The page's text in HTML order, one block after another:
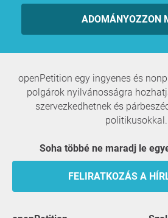
ADOMÁNYOZZON
openPetition egy ingyenes és
polgárok nyilvánosságra
szervezkedhetnek és
politikusokkal.
Soha többé ne maradj le
FELIRATKOZÁS A